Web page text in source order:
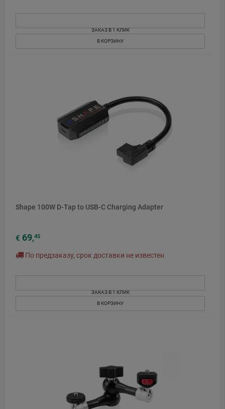
ЗАКАЗ В 1 КЛИК
В КОРЗИНУ
Shape 100W D-Tap to USB-C Charging Adapter
€ 69,45
По предзаказу, срок доставки не известен
ЗАКАЗ В 1 КЛИК
В КОРЗИНУ